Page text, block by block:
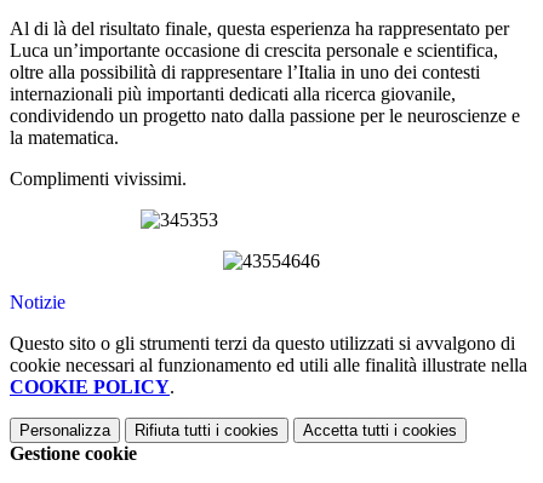
Al di là del risultato finale, questa esperienza ha rappresentato per
Luca un’importante occasione di crescita personale e scientifica,
oltre alla possibilità di rappresentare l’Italia in uno dei contesti
internazionali più importanti dedicati alla ricerca giovanile,
condividendo un progetto nato dalla passione per le neuroscienze e
la matematica.
Complimenti vivissimi.
Notizie
Questo sito o gli strumenti terzi da questo utilizzati si avvalgono di
cookie necessari al funzionamento ed utili alle finalità illustrate nella
COOKIE POLICY.
Personalizza Rifiuta tutti i cookies Accetta tutti i cookies
Gestione cookie